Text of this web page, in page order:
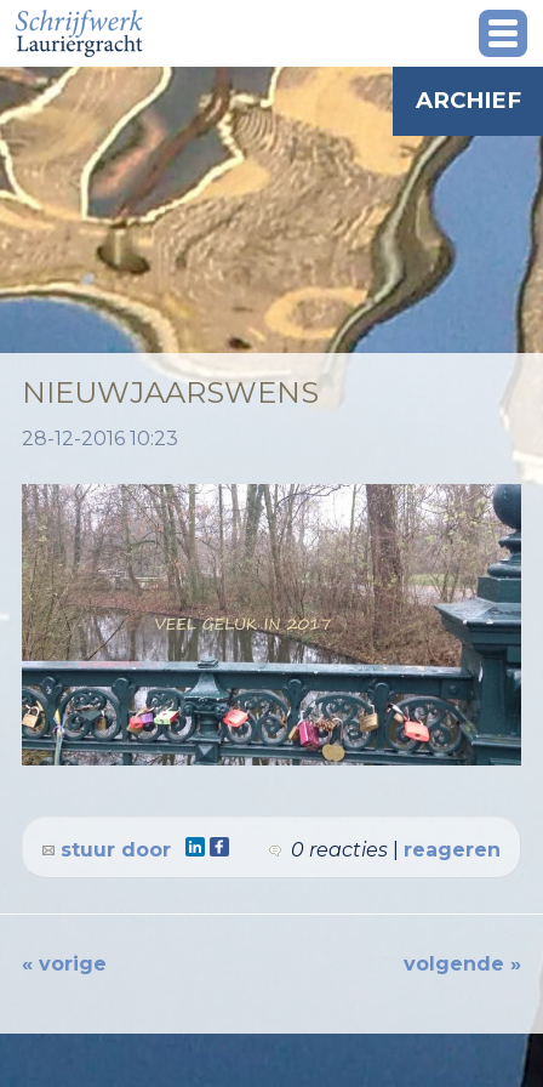
ARCHIEF
NIEUWJAARSWENS
28-12-2016 10:23
0 reacties reageren
stuur door
« vorige volgende »